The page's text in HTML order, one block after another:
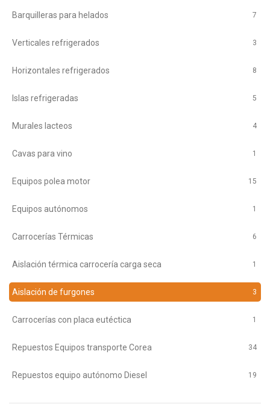
Barquilleras para helados 7
Verticales refrigerados 3
Horizontales refrigerados 8
Islas refrigeradas 5
Murales lacteos 4
Cavas para vino 1
Equipos polea motor 15
Equipos autónomos 1
Carrocerías Térmicas 6
Aislación térmica carrocería carga seca 1
Aislación de furgones 3
Carrocerías con placa eutéctica 1
Repuestos Equipos transporte Corea 34
Repuestos equipo autónomo Diesel 19